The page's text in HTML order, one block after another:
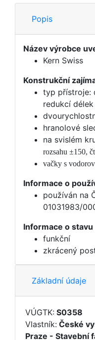
Popis
Název výrobce
Kern Swiss
Konstrukční
typ přístroje:
redukcí délek
hranolové
na svislém
rozsahu ±150,
vačky s
Informace o
používán na
01031983/
Informace o
funkční
zkrácený
Základní údaje
VÚGTK: S0358
Vlastník: České
Praze - Stavební